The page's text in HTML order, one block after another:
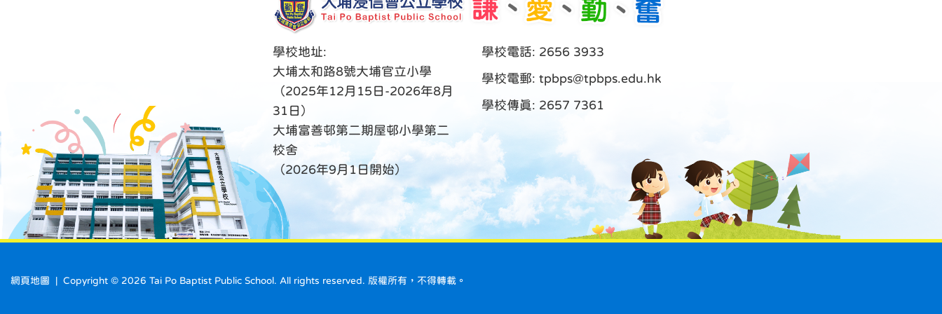
學校地址:
大埔太和路8號大埔官立小學
（2025年12月15日-2026年8月
31日）
大埔富善邨第二期屋邨小學第二
校舍
（2026年9月1日開始）
學校電話: 2656 3933
學校電郵: tpbps@tpbps.edu.hk
學校傳真: 2657 7361
網頁地圖 | Copyright © 2026 Tai Po Baptist Public School. All rights reserved. 版權所有，不得轉載。